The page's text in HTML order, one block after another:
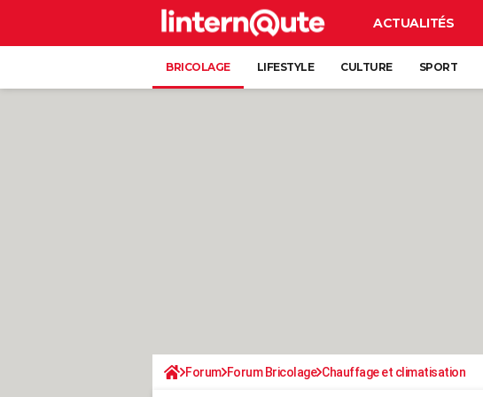
ACTUALITÉS
BRICOLAGE LIFESTYLE CULTURE SPORT
Forum Forum Bricolage Chauffage et climatisation